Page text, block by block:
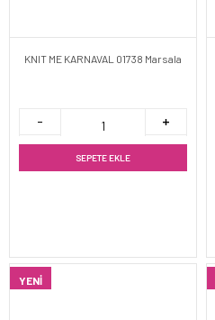
KNIT ME KARNAVAL 01738 Marsala
SEPETE EKLE
YENI